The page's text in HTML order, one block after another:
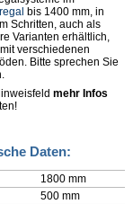
bis 1400 mm, in
Schritten, auch als
Varianten erhältlich,
verschiedenen
Bitte sprechen Sie
mehr Infos
Daten:
1800 mm
500 mm